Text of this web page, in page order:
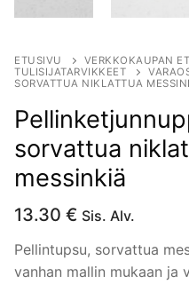
ETUSIVU VERKKOKAUPAN
TULISIJATARVIKKEET
SORVATTUA NIKLATTUA
sorvattua
messinkiä
13.30 € Sis. Alv.
Pellintupsu, sorvattua
vanhan mallin mukaan ja